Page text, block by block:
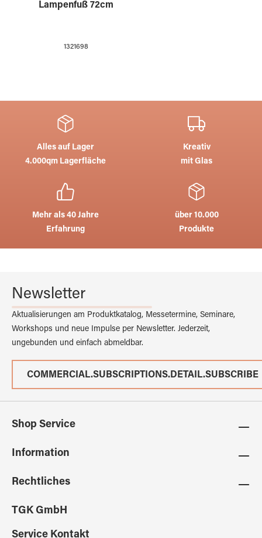
Lampenfuß 72cm
1321698
Alles auf Lager
4.000qm Lagerfläche
Kreativ
mit Glas
Mehr als 40 Jahre
Erfahrung
über 10.000
Produkte
Newsletter
Aktualisierungen am Produktkatalog, Messetermine, Seminare,
Workshops und neue Impulse per Newsletter. Jederzeit,
ungebunden und einfach abmeldbar.
COMMERCIAL.SUBSCRIPTIONS.DETAIL.SUBSCRIBE
Shop Service
Information
Rechtliches
TGK GmbH
Service Kontakt